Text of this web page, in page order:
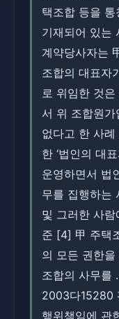
택조합 등을
기재되어 있는
계약당사자는
조합의 대표자
로 위임한 것
서 위 조합원가
없다고 한 사
한 ‘법인의 대
운영하면서 법
무를 집행하는
및 그러한 사
준 [4] 甲 주택
의 모든 권한
조합의 사무를
2003다15280
행위책임에 관